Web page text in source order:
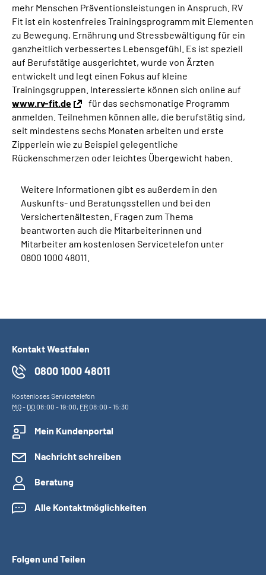
mehr Menschen Präventionsleistungen in Anspruch. RV
Fit ist ein kostenfreies Trainingsprogramm mit Elementen
zu Bewegung, Ernährung und Stressbewältigung für ein
ganzheitlich verbessertes Lebensgefühl. Es ist speziell
auf Berufstätige ausgerichtet, wurde von Ärzten
entwickelt und legt einen Fokus auf kleine
Trainingsgruppen. Interessierte können sich online auf
www.rv-fit.de
für das sechsmonatige Programm
anmelden. Teilnehmen können alle, die berufstätig sind,
seit mindestens sechs Monaten arbeiten und erste
Zipperlein wie zu Beispiel gelegentliche
Rückenschmerzen oder leichtes Übergewicht haben.
Weitere Informationen gibt es außerdem in den
Auskunfts- und Beratungsstellen und bei den
Versichertenältesten. Fragen zum Thema
beantworten auch die Mitarbeiterinnen und
Mitarbeiter am kostenlosen Servicetelefon unter
0800 1000 48011.
Kontakt Westfalen
0800 1000 48011
Kostenloses Servicetelefon
MO- DO08:00 - 19:00, FR08:00 - 15:30
Mein Kundenportal
Nachricht schreiben
Beratung
Alle Kontaktmöglichkeiten
Folgen und Teilen